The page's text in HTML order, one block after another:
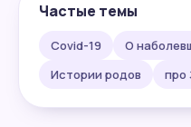
Частые темы
Covid-19 О
Истории родов
про